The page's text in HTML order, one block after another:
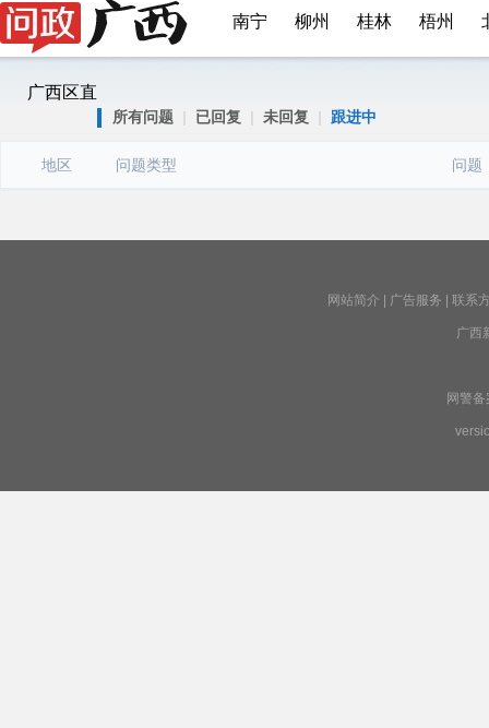
南宁 柳州 桂林 梧州
广西区直
所有问题 | 已回复 | 未回复 | 跟进中
地区 问题类型 问题
网站简介 广告服务 联系
广西
网警